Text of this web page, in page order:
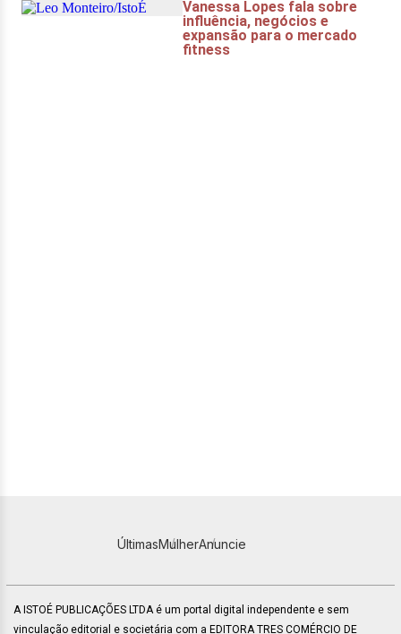
ÚltimasMulherAnuncie
A ISTOÉ PUBLICAÇÕES LTDA é um portal digital independente e sem
vinculação editorial e societária com a EDITORA TRES COMÉRCIO DE